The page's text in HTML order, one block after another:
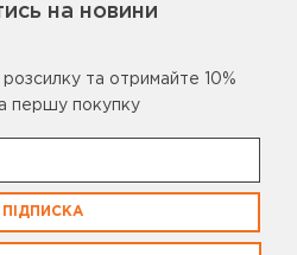
на новини
розсилку та отримайте 10%
першу покупку
ПІДПИСКА